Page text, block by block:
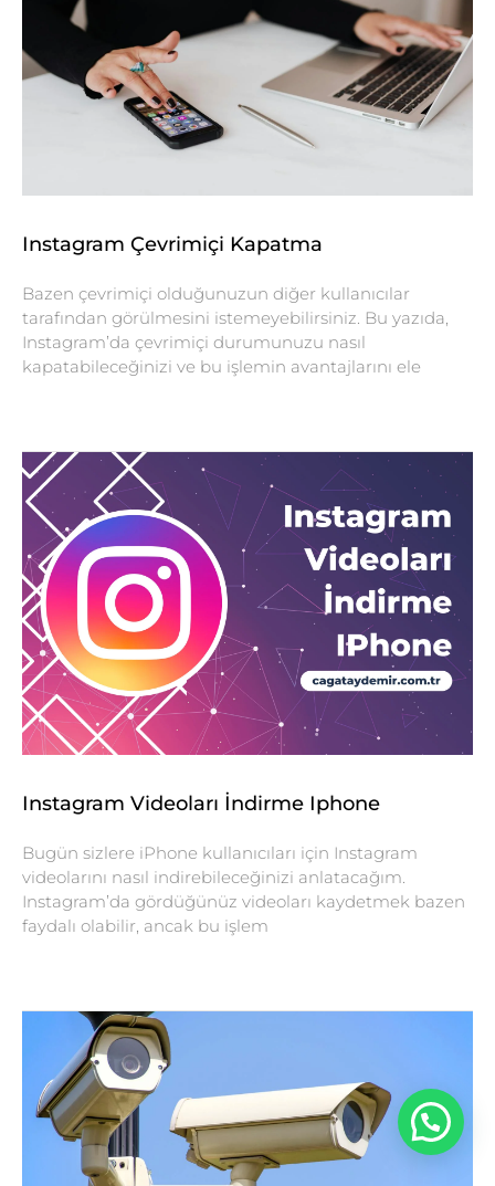
Instagram Çevrimiçi Kapatma
Bazen çevrimiçi olduğunuzun diğer kullanıcılar
tarafından görülmesini istemeyebilirsiniz. Bu yazıda,
Instagram’da çevrimiçi durumunuzu nasıl
kapatabileceğinizi ve bu işlemin avantajlarını ele
Instagram Videoları İndirme Iphone
Bugün sizlere iPhone kullanıcıları için Instagram
videolarını nasıl indirebileceğinizi anlatacağım.
Instagram’da gördüğünüz videoları kaydetmek bazen
faydalı olabilir, ancak bu işlem